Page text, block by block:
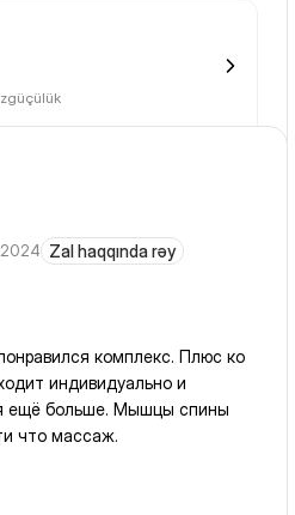
2024 Zal haqqında rəy
комплекс. Плюс ко
индивидуально и
ещё больше. Мышцы спины
что массаж.